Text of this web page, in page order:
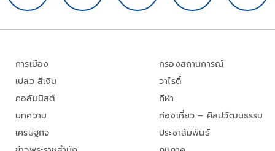
การเมือง
เปลว สีเงิน
คอลัมนิสต์
บทความ
เศรษฐกิจ
กรองสถานการณ์
วาไรตี้
กีฬา
ท่องเที่ยว – ศิลปวัฒนธรรม
ประชาสัมพันธ์